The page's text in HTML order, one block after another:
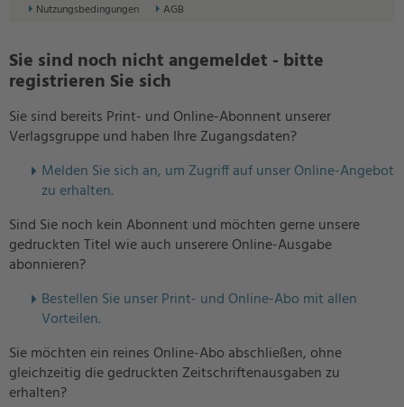
Nutzungsbedingungen AGB
Sie sind noch nicht angemeldet - bitte
registrieren Sie sich
Sie sind bereits Print- und Online-Abonnent unserer
Verlagsgruppe und haben Ihre Zugangsdaten?
Melden Sie sich an, um Zugriff auf unser Online-Angebot
zu erhalten.
Sind Sie noch kein Abonnent und möchten gerne unsere
gedruckten Titel wie auch unserere Online-Ausgabe
abonnieren?
Bestellen Sie unser Print- und Online-Abo mit allen
Vorteilen.
Sie möchten ein reines Online-Abo abschließen, ohne
gleichzeitig die gedruckten Zeitschriftenausgaben zu
erhalten?